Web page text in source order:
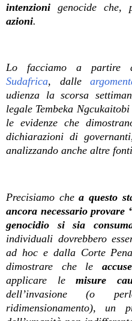
intenzioni genocide che,
azioni.
Lo facciamo a partire
Sudafrica, dalle
udienza la scorsa
legale Tembeka
le evidenze che
dichiarazioni di
analizzando anche altre
Precisiamo chea questo
ancora necessario
genocidio si sia
individuali dovrebbero
ad hoc e dalla Corte
dimostrare che le
applicare lemisure
dell’invasione (o
ridimensionamento), un